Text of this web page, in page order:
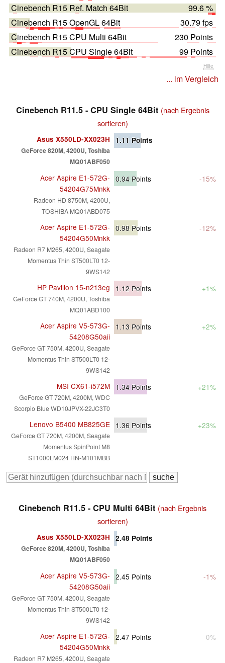
Cinebench R15 Ref. Match 64Bit
99.6 %
Cinebench R15 OpenGL 64Bit
30.79 fps
Cinebench R15 CPU Multi 64Bit
230 Points
Cinebench R15 CPU Single 64Bit
99 Points
Hilfe
... im Vergleich
Cinebench R11.5 - CPU Single 64Bit (nach Ergebnis
sortieren)
Asus X550LD-XX023H
GeForce 820M, 4200U, Toshiba
MQ01ABF050
1.11 Points
Acer Aspire E1-572G-
54204G75Mnkk
Radeon HD 8750M, 4200U,
TOSHIBA MQ01ABD075
0.94 Points -15%
Acer Aspire E1-572G-
54204G50Mnkk
Radeon R7 M265, 4200U, Seagate
Momentus Thin ST500LT0 12-
9WS142
0.98 Points -12%
HP Pavilion 15-n213eg
GeForce GT 740M, 4200U, Toshiba
MQ01ABD100
1.12 Points +1%
Acer Aspire V5-573G-
54208G50aii
GeForce GT 750M, 4200U, Seagate
Momentus Thin ST500LT0 12-
9WS142
1.13 Points +2%
MSI CX61-i572M
GeForce GT 720M, 4200M, WDC
Scorpio Blue WD10JPVX-22JC3T0
1.34 Points +21%
Lenovo B5400 MB825GE
GeForce GT 720M, 4200M, Seagate
Momentus SpinPoint M8
ST1000LM024 HN-M101MBB
1.36 Points +23%
Cinebench R11.5 - CPU Multi 64Bit (nach Ergebnis
sortieren)
Asus X550LD-XX023H
GeForce 820M, 4200U, Toshiba
MQ01ABF050
2.48 Points
Acer Aspire V5-573G-
54208G50aii
GeForce GT 750M, 4200U, Seagate
Momentus Thin ST500LT0 12-
9WS142
2.45 Points -1%
Acer Aspire E1-572G-
54204G50Mnkk
Radeon R7 M265, 4200U, Seagate
2.47 Points 0%